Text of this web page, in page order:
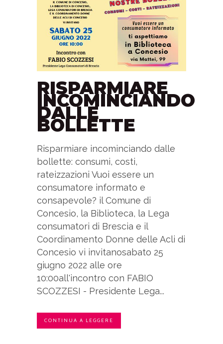
RISPARMIARE
INCOMINCIANDO
DALLE
BOLLETTE
Risparmiare incominciando dalle
bollette: consumi, costi,
rateizzazioni Vuoi essere un
consumatore informato e
consapevole? il Comune di
Concesio, la Biblioteca, la Lega
consumatori di Brescia e il
Coordinamento Donne delle Acli di
Concesio vi invitanosabato 25
giugno 2022 alle ore
10:00all'incontro con FABIO
SCOZZESI - Presidente Lega...
CONTINUA A LEGGERE